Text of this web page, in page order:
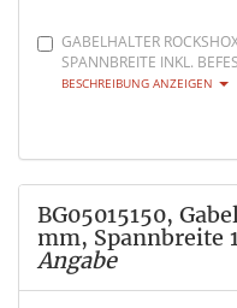
GABELHALTER
SPANNBREITE INKL.
BESCHREIBUNG ANZEIGEN
BG05015150,
mm, Spannbreite
Angabe